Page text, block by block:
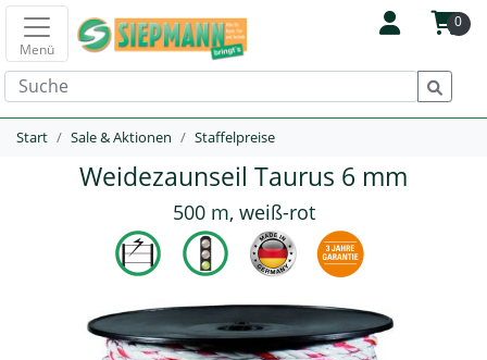
0
Menü
Start Sale & Aktionen Staffelpreise
Weidezaunseil Taurus 6 mm
500 m, weiß-rot